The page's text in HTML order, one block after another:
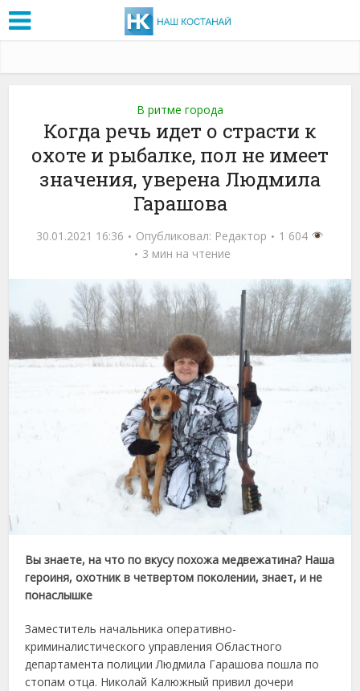
В ритме города
Когда речь идет о страсти к
охоте и рыбалке, пол не имеет
значения, уверена Людмила
Гарашова
30.01.2021 16:36 Опубликовал: Редактор
1 604
3 мин на чтение
Вы знаете, на что по вкусу похожа медвежатина? Наша
героиня, охотник в четвертом поколении, знает, и не
понаслышке
Заместитель начальника оперативно-
криминалистического управления Областного
департамента полиции Людмила Гарашова пошла по
стопам отца. Николай Калюжный привил дочери